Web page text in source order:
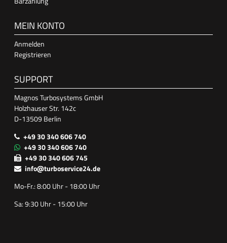
MEIN KONTO
Anmelden
Registrieren
SUPPORT
Magnos Turbosystems GmbH
Holzhauser Str. 142c
D-13509 Berlin
+49 30 340 606 740
+49 30 340 606 740
+49 30 340 606 745
info@turboservice24.de
Mo-Fr.: 8:00 Uhr - 18:00 Uhr
Sa: 9:30 Uhr - 15:00 Uhr